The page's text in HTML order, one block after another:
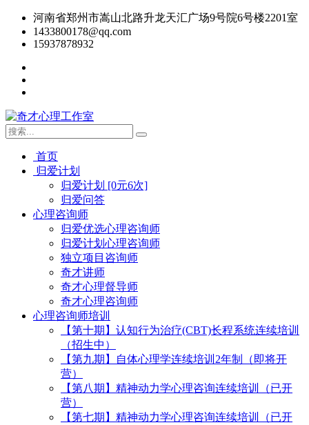
河南省郑州市嵩山北路升龙天汇广场9号院6号楼2201室
1433800178@qq.com
15937878932
首页
归爱计划
归爱计划 [0元6次]
归爱问答
心理咨询师
归爱优选心理咨询师
归爱计划心理咨询师
独立项目咨询师
奇才讲师
奇才心理督导师
奇才心理咨询师
心理咨询师培训
【第十期】认知行为治疗(CBT)长程系统连续培训
（招生中）
【第九期】自体心理学连续培训2年制（即将开
营）
【第八期】精神动力学心理咨询连续培训（已开
营）
【第七期】精神动力学心理咨询连续培训（已开